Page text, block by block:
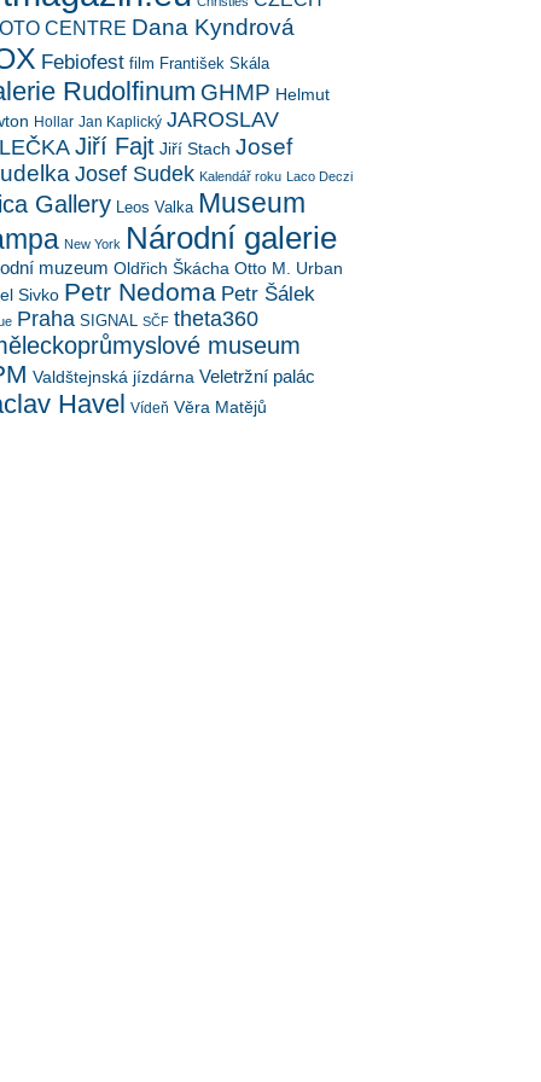
CENTRE Dana Kyndrová
Febiofest film František Skála
Rudolfinum GHMP Helmut
Hollar Jan Kaplický JAROSLAV
Jiří Fajt Jiří Stach Josef
Josef Sudek Kalendář roku Laco Deczi
Gallery Leos Valka Museum
New York Národní galerie
muzeum Oldřich Škácha Otto M. Urban
Sivko Petr Nedoma Petr Šálek
Praha SIGNAL SČF theta360
museum
Valdštejnská jízdárna Veletržní palác
Havel Vídeň Věra Matějů